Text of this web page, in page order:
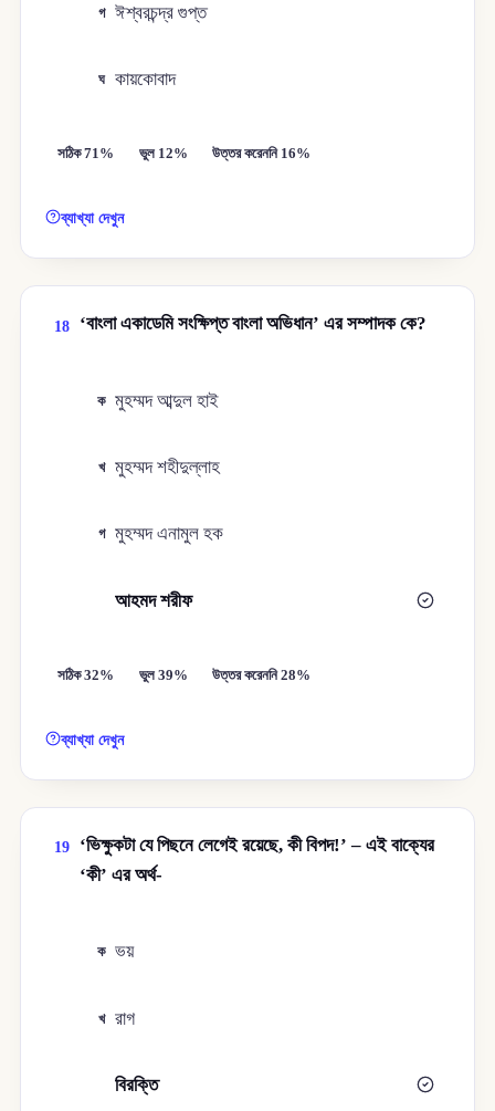
গ ঈশ্বরচন্দ্র গুপ্ত
ঘ কায়কোবাদ
সঠিক 71% ভুল 12% উত্তর করেননি 16%
ব্যাখ্যা দেখুন
18 ‘বাংলা একাডেমি সংক্ষিপ্ত বাংলা অভিধান’ এর সম্পাদক কে?
ক মুহম্মদ আব্দুল হাই
খ মুহম্মদ শহীদুল্লাহ
গ মুহম্মদ এনামুল হক
আহমদ শরীফ
সঠিক 32% ভুল 39% উত্তর করেননি 28%
ব্যাখ্যা দেখুন
19
‘ভিক্ষুকটা যে পিছনে লেগেই রয়েছে, কী বিপদ!’ – এই বাক্যের
‘কী’ এর অর্থ-
ক ভয়
খ রাগ
বিরক্তি